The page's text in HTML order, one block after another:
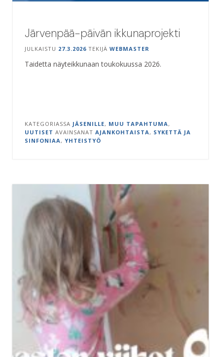
Järvenpää-päivän ikkunaprojekti
JULKAISTU 27.3.2026 TEKIJÄ WEBMASTER
Taidetta näyteikkunaan toukokuussa 2026.
KATEGORIASSA JÄSENILLE, MUU TAPAHTUMA ,
UUTISET AVAINSANAT AJANKOHTAISTA , SYKETTÄ JA
SINFONIAA , YHTEISTYÖ